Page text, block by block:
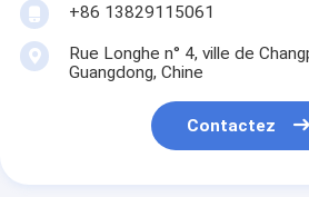
+86 13829115061
Rue Longhe n° 4, ville de
Guangdong, Chine
Contactez